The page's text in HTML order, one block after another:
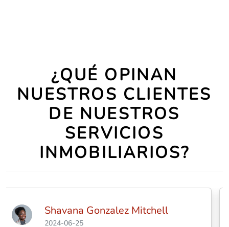
¿QUÉ OPINAN
NUESTROS CLIENTES
DE NUESTROS
SERVICIOS
INMOBILIARIOS?
Moises Vazquez